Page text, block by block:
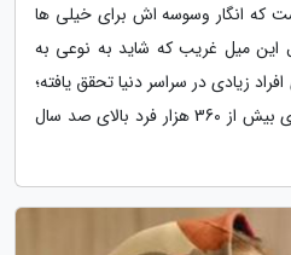
که انگار وسوسه اش برای خیلی ها
میل غریب که شاید به نوعی به
زیادی در سراسر دنیا تحقق یافته؛
چنان که ظاهرا در سال 2012 چیزی بیش از 360 هزار فرد بالای صد سال